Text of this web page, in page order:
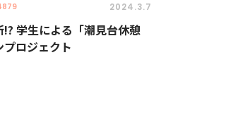
2024.3.7
学生による「潮見台休憩
ロジェクト